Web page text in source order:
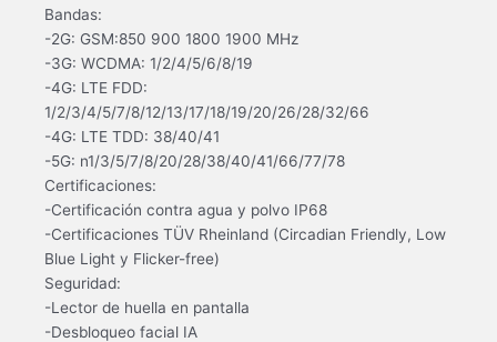
Bandas:
-2G: GSM:850 900 1800 1900 MHz
-3G: WCDMA: 1/2/4/5/6/8/19
-4G: LTE FDD:
1/2/3/4/5/7/8/12/13/17/18/19/20/26/28/32/66
-4G: LTE TDD: 38/40/41
-5G: n1/3/5/7/8/20/28/38/40/41/66/77/78
Certificaciones:
-Certificación contra agua y polvo IP68
-Certificaciones TÜV Rheinland (Circadian Friendly, Low
Blue Light y Flicker-free)
Seguridad:
-Lector de huella en pantalla
-Desbloqueo facial IA